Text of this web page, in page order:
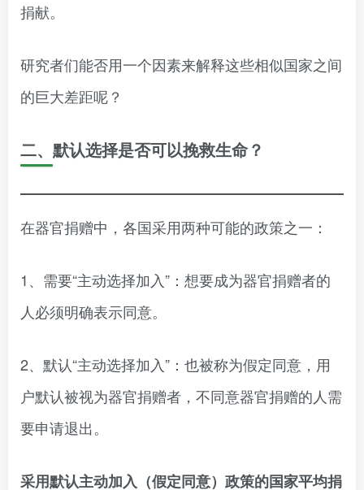
捐献。
研究者们能否用一个因素来解释这些相似国家之间
的巨大差距呢？
二、默认选择是否可以挽救生命？
在器官捐赠中，各国采用两种可能的政策之一：
1、需要“主动选择加入”：想要成为器官捐赠者的
人必须明确表示同意。
2、默认“主动选择加入”：也被称为假定同意，用
户默认被视为器官捐赠者，不同意器官捐赠的人需
要申请退出。
采用默认主动加入（假定同意）政策的国家平均捐